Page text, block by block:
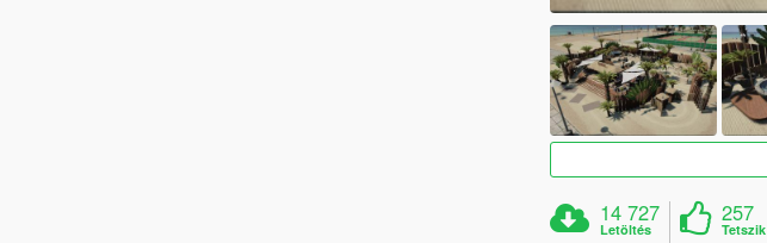
14 727
Letöltés
257
Tetszik